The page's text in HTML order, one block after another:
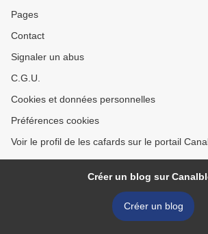
Pages
Contact
Signaler un abus
C.G.U.
Cookies et données personnelles
Préférences cookies
Voir le profil de les cafards sur le portail
Créer un blog sur
Créer un blog